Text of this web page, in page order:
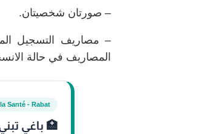
– صورتان شخصيتان.
المصاريف في حالة
Santé - Rabat
🏥 باغي